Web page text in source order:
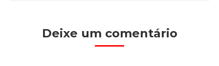
Deixe um comentário